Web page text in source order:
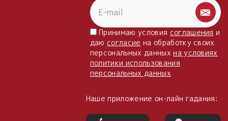
Принимаю условия соглашения и
даю согласие на обработку своих
персональных данныхна условиях
политики использования
персональных данных
Наше приложение он-лайн гадания: